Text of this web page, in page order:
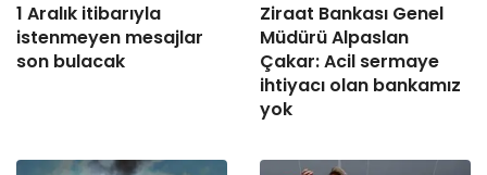
1 Aralık itibarıyla
istenmeyen mesajlar
son bulacak
Ziraat Bankası Genel
Müdürü Alpaslan
Çakar: Acil sermaye
ihtiyacı olan bankamız
yok